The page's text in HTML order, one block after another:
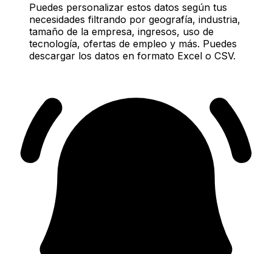
Puedes personalizar estos datos según tus
necesidades filtrando por geografía, industria,
tamaño de la empresa, ingresos, uso de
tecnología, ofertas de empleo y más. Puedes
descargar los datos en formato Excel o CSV.